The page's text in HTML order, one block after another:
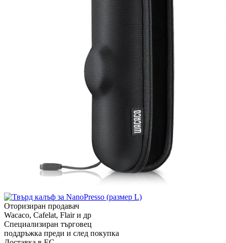
Оторизиран продавач
Wacaco, Cafelat, Flair и др
Специализиран търговец
поддръжка преди и след покупка